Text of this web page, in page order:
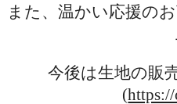
また、温かい応援の
今後は生地の販
(https://